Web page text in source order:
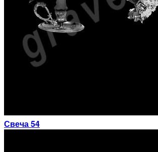
Свеча 54